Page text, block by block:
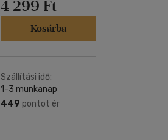
4 299 Ft
Kosárba
Szállítási idő:
1-3 munkanap
449 pontot ér